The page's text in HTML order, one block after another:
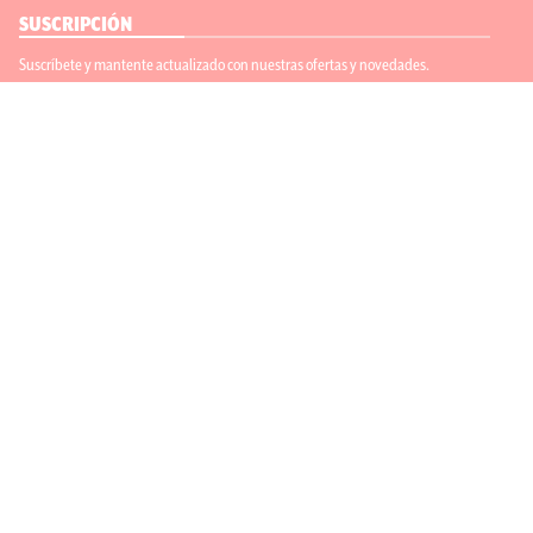
SUSCRIPCIÓN
Suscríbete y mantente actualizado con nuestras ofertas y novedades.